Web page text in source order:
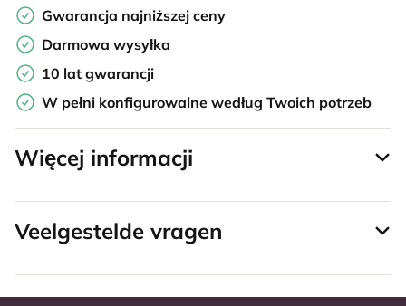
Gwarancja najniższej ceny
Darmowa wysyłka
10 lat gwarancji
W pełni konfigurowalne według Twoich potrzeb
Więcej informacji
Veelgestelde vragen